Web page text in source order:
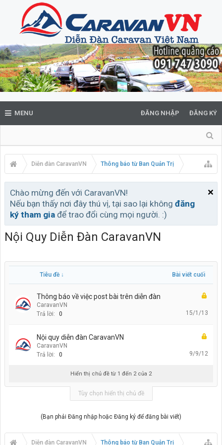
MENU ĐĂNG NHẬP ĐĂNG KÝ
Diễn đàn CaravanVN Thông báo từ Ban Quản Trị
Chào mừng đến với CaravanVN!
Nếu bạn thấy nơi đây thú vị, tại sao lại không đăng
ký tham gia để trao đổi cùng mọi người. :)
Nội Quy Diễn Đàn CaravanVN
Tiêu đề ↓ Bài viết cuối
Thông báo về việc post bài trên diễn đàn
CaravanVN
Trả lời:
0 15/1/13
Nội quy diễn đàn CaravanVN
CaravanVN
Trả lời:
0 9/9/12
Hiển thị chủ đề từ 1 đến 2 của 2
Tùy chọn hiển thị chủ đề
(Bạn phải Đăng nhập hoặc Đăng ký để đăng bài viết)
Diễn đàn CaravanVN Thông báo từ Ban Quản Trị